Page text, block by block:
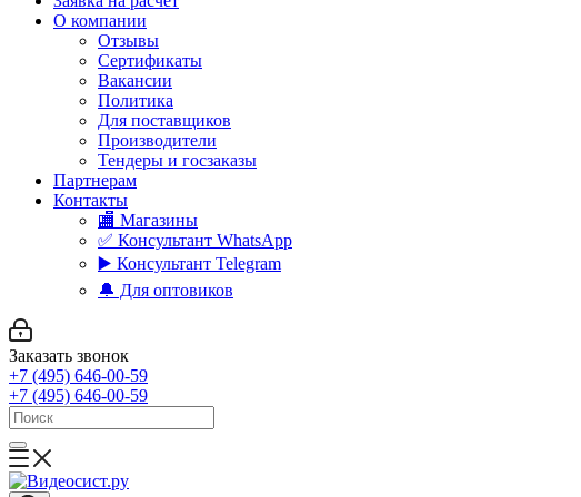
О компании
Отзывы
Сертификаты
Вакансии
Политика
Для поставщиков
Производители
Тендеры и госзаказы
Партнерам
Контакты
🏬 Магазины
✅️ Консультант WhatsApp
▶️ Консультант Telegram
🔔 Для оптовиков
Заказать звонок
+7 (495) 646-00-59
+7 (495) 646-00-59